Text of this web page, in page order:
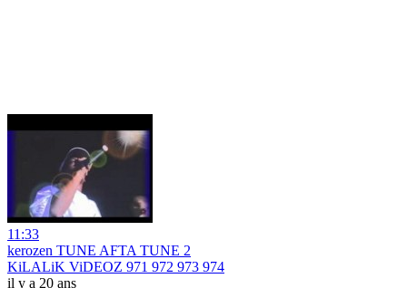
11:33
kerozen TUNE AFTA TUNE 2
KiLALiK ViDEOZ 971 972 973 974
il y a 20 ans